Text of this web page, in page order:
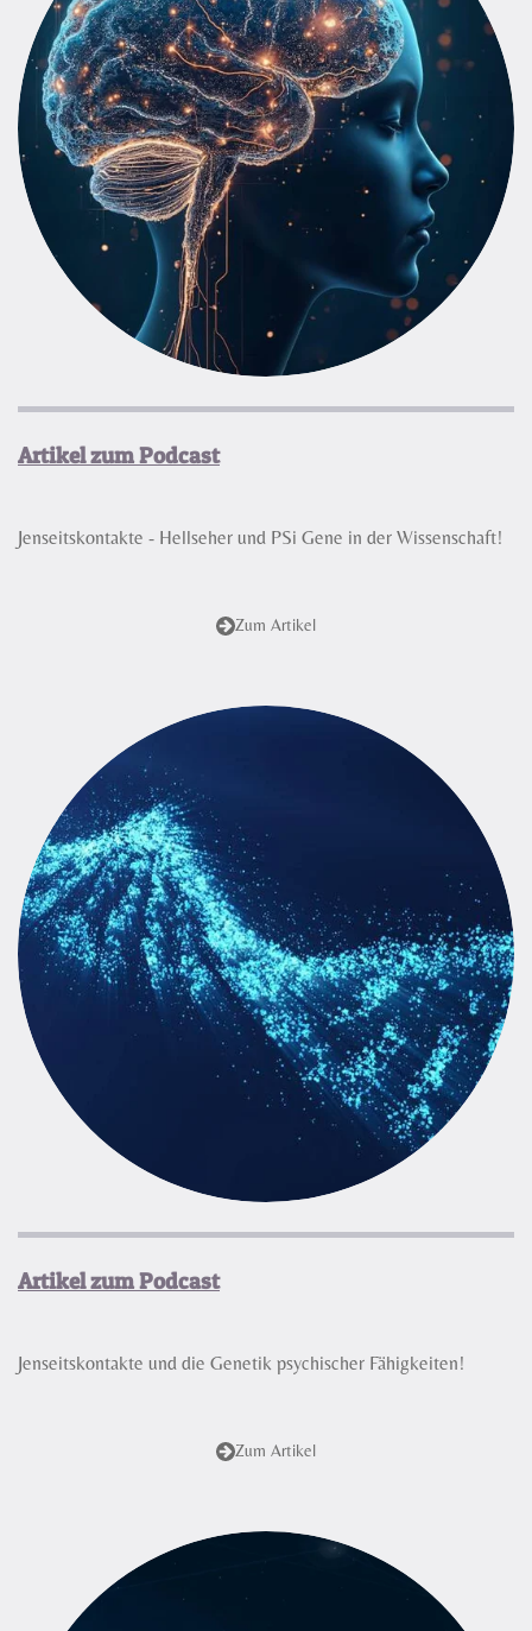
Artikel zum Podcast
Jenseitskontakte - Hellseher und PSi Gene in der Wissenschaft!
Zum Artikel
Artikel zum Podcast
Jenseitskontakte und die Genetik psychischer Fähigkeiten!
Zum Artikel